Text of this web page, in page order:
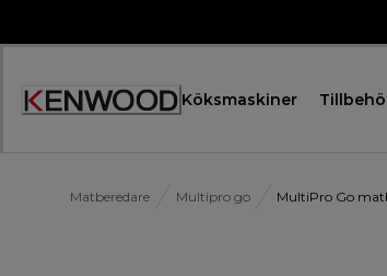
Accessibility
Köksmaskiner
Matberedare Multipro go MultiPro Go